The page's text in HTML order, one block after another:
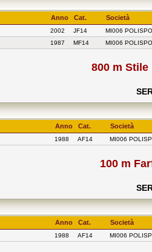
Anno Cat. Società
2002 JF14
MI006
1987 MF14 MI006
800 m Stile
Anno Cat. Società
1988 AF14 MI006
100 m
Anno Cat. Società
1988 AF14 MI006